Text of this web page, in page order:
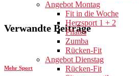
Angebot Montag
Fit in die Woche
Herzsport 1 + 2
Pilates
Zumba
Rücken-Fit
Angebot Dienstag
Rücken-Fit
Verwandte Beiträge
Mehr Sport